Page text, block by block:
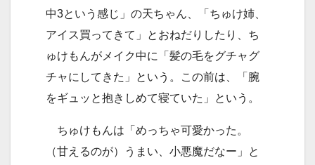
中3という感じ」の天ちゃん、「ちゅけ姉、
アイス買ってきて」とおねだりしたり、ち
ゅけもんがメイク中に「髪の毛をグチャグ
チャにしてきた」という。この前は、「腕
をギュッと抱きしめて寝ていた」という。
ちゅけもんは「めっちゃ可愛かった。
（甘えるのが）うまい、小悪魔だなー」と